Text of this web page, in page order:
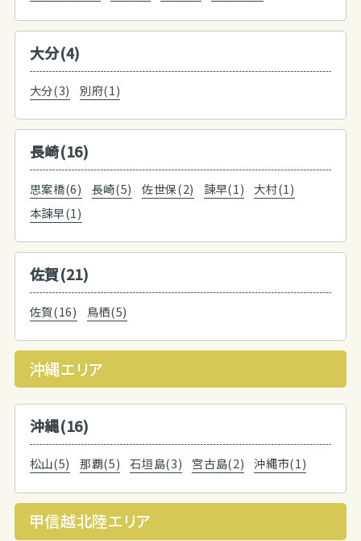
大分(4)
大分(3) 別府(1)
長崎(16)
思案橋(6) 長崎(5) 佐世保(2) 諫早(1)
大村(1)
本諫早(1)
佐賀(21)
佐賀(16) 鳥栖(5)
沖縄エリア
沖縄(16)
松山(5) 那覇(5) 石垣島(3) 宮古島(2) 沖縄市(1)
甲信越北陸エリア